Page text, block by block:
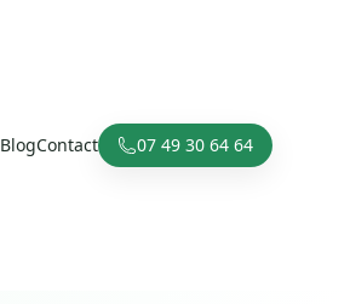
BlogContact 07 49 30 64 64